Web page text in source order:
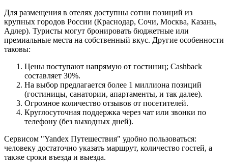
Для размещения в отелях доступны сотни позиций из
крупных городов России (Краснодар, Сочи, Москва, Казань,
Адлер). Туристы могут бронировать бюджетные или
премиальные места на собственный вкус. Другие особенности
таковы:
Цены поступают напрямую от гостиниц; Cashback
составляет 30%.
На выбор предлагается более 1 миллиона позиций
(гостиницы, санатории, апартаменты, и так далее).
Огромное количество отзывов от посетителей.
Круглосуточная поддержка через чат или звонки по
телефону (без выходных дней).
Сервисом "Yandex Путешествия" удобно пользоваться:
человеку достаточно указать маршрут, количество гостей, а
также сроки въезда и выезда.